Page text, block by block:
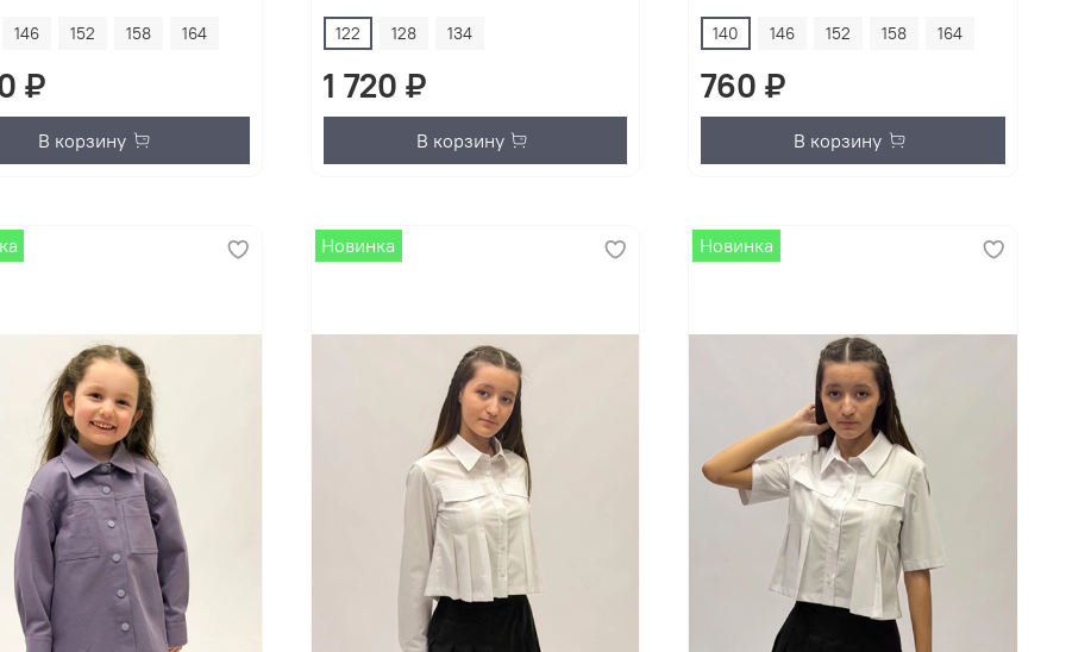
146 152 158 164
₽
В корзину
122 128 134
1 720 ₽
В корзину
140 146 152 158 164
760 ₽
В корзину
Новинка Новинка